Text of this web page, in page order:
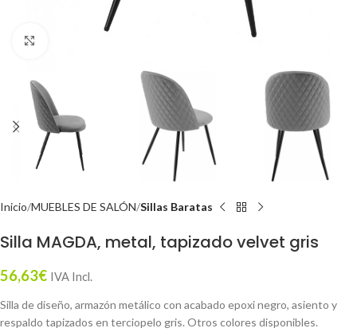
Inicio MUEBLES DE SALÓN Sillas Baratas
Silla MAGDA, metal, tapizado velvet gris
56,63€ IVA Incl.
Silla de diseño, armazón metálico con acabado epoxi negro, asiento y
respaldo tapizados en terciopelo gris. Otros colores disponibles.